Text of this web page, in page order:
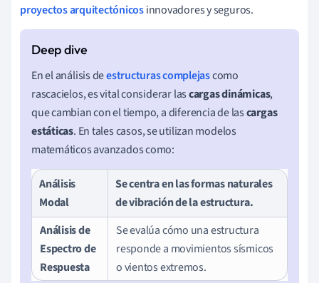
proyectos arquitectónicosinnovadores y seguros.
En el análisis deestructuras complejascomo
rascacielos, es vital considerar lascargas dinámicas,
que cambian con el tiempo, a diferencia de lascargas
estáticas. En tales casos, se utilizan modelos
matemáticos avanzados como:
Análisis
Modal
Se centra en las formas naturales
de vibración de la estructura.
Análisis de
Espectro de
Respuesta
Se evalúa cómo una estructura
responde a movimientos sísmicos
o vientos extremos.